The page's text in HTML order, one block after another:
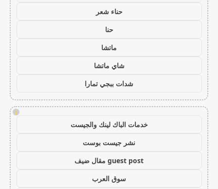
حناء شعر
حنا
ماتشا
شاي ماتشا
شدات ببجي تمارا
!
خدمات الباك لينك والجيست
نشر جيست بوست
guest post مقال ضيف
سوق العرب